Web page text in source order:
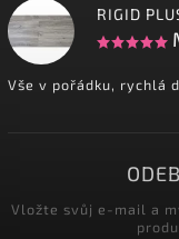
RIGID
Vše v pořádku, rychlá
Vložte svůj e-mail a